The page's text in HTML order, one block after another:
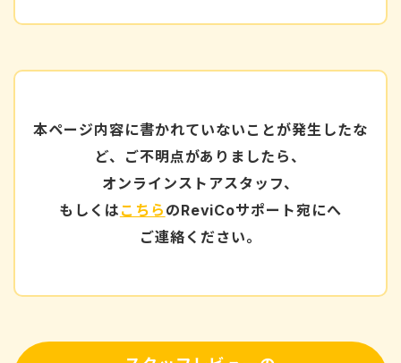
本ページ内容に書かれていないことが発生したな
ど、ご不明点がありましたら、
オンラインストアスタッフ、
もしくは こちら のReviCoサポート宛にへ
ご連絡ください。